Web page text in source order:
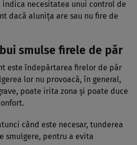
necesitatea unui control de
dacă alunița are sau nu fire de
smulse firele de păr
este îndepărtarea firelor de păr
lor nu provoacă, în general,
poate irita zona și poate duce
când este necesar, tunderea
smulgere, pentru a evita